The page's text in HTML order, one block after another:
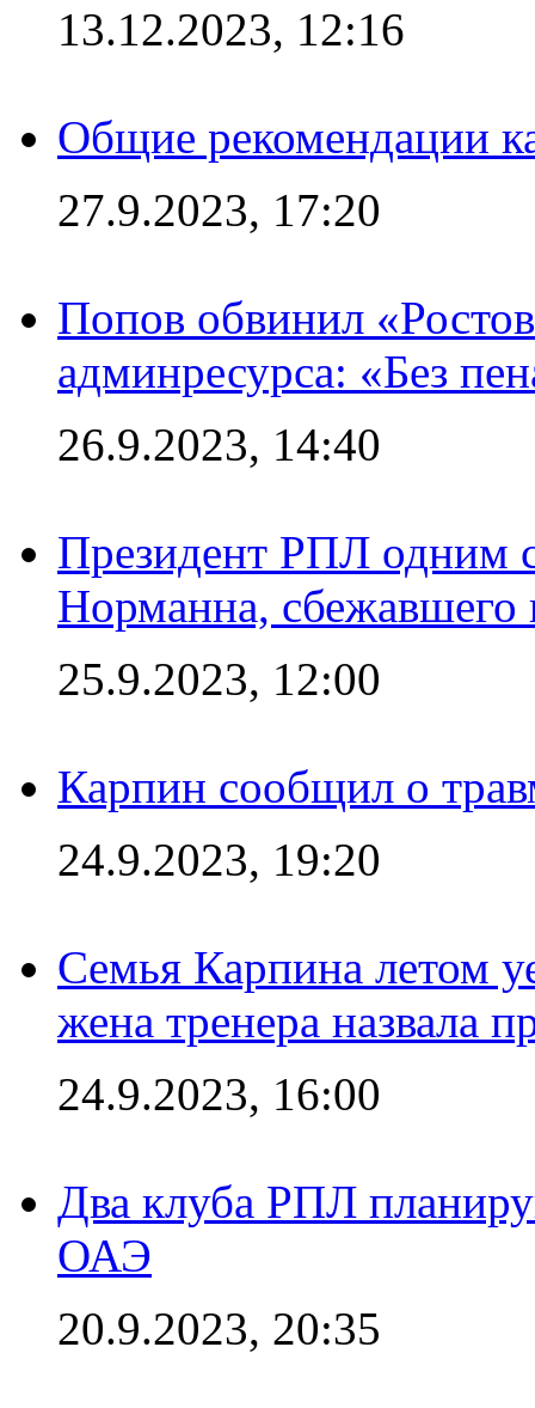
13.12.2023, 12:16
Общие рекомендации
27.9.2023, 17:20
Попов обвинил
админресурса: «Без
26.9.2023, 14:40
Президент РПЛ одним
Норманна, сбежавшего
25.9.2023, 12:00
Карпин сообщил о
24.9.2023, 19:20
Семья Карпина летом
жена тренера назвала
24.9.2023, 16:00
Два клуба РПЛ
ОАЭ
20.9.2023, 20:35